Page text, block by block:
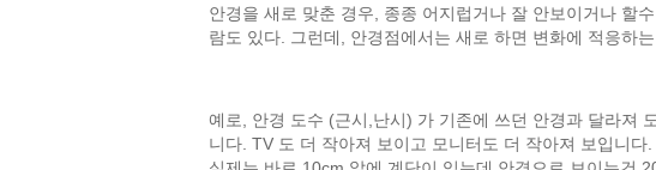
안경을 새로 맞춘 경우, 종종 어지럽거나 잘 안보이거나 할
람도 있다. 그런데, 안경점에서는 새로 하면 변화에 적응하
예로, 안경 도수 (근시,난시) 가 기존에 쓰던 안경과 달라져
니다. TV 도 더 작아져 보이고 모니터도 더 작아져 보입니